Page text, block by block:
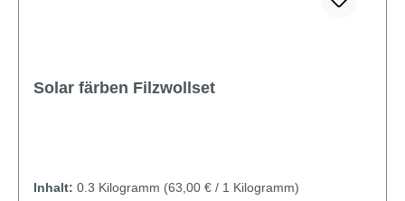
Solar färben Filzwollset
Inhalt: 0.3 Kilogramm (63,00 € / 1 Kilogramm)